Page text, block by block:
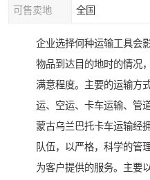
可售卖地 全国
企业选择何种运输工具会
物品到达目的地时的情况
满意程度。主要的运输方
运、空运、卡车运输、管道
蒙古乌兰巴托卡车运输经
队伍，以严格，科学的管
为客户提供的服务。主要